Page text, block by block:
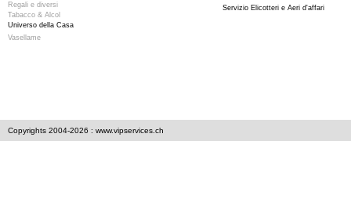
Regali e diversi
Tabacco & Alcol
Universo della Casa
Vasellame
Servizio Elicotteri e Aeri d'affari
Copyrights 2004-2026 : www.vipservices.ch